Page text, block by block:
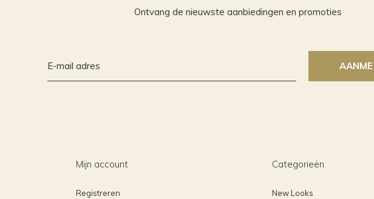
Ontvang de nieuwste aanbiedingen en promoties
Mijn account
Registreren
Categorieën
New Looks